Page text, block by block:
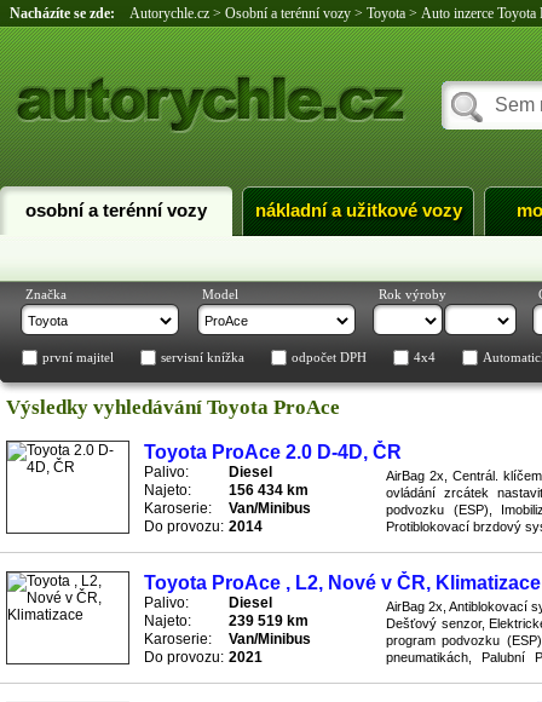
Nacházíte se zde: Autorychle.cz > Osobní a terénní vozy > Toyota > Auto inzerce Toyota
osobní a terénní vozy nákladní a užitkové vozy
Značka Model Rok výroby
první majitel servisní knížka odpočet DPH 4x4
Výsledky vyhledávání Toyota ProAce
Toyota ProAce 2.0 D-4D, ČR
Palivo:
Diesel
Najeto:
156 434 km
Karoserie:
Van/Minibus
Do provozu: 2014
AirBag 2x, Centrál.
ovládání zrcátek
podvozku (ESP),
Protiblokovací brzdový
Toyota ProAce , L2, Nové v ČR, Klimatizace
Palivo:
Diesel
Najeto:
239 519 km
Karoserie:
Van/Minibus
Do provozu: 2021
AirBag 2x, Antiblokovací
Dešťový senzor,
program podvozku
pneumatikách, Palubní